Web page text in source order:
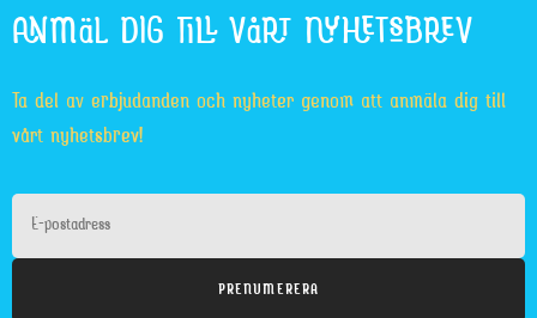
ANMÄL DIG TILL VÅRT NYHETSBREV
Ta del av erbjudanden och nyheter genom att anmäla dig till
vårt nyhetsbrev!
PRENUMERERA